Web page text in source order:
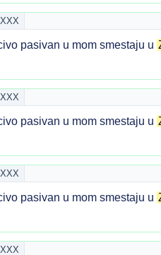
pasivan u mom smestaju u
pasivan u mom smestaju u
pasivan u mom smestaju u